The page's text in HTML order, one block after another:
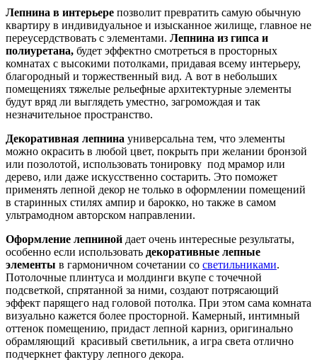
Лепнина в интерьере позволит превратить самую обычную
квартиру в индивидуальное и изысканное жилище, главное не
переусердствовать с элементами. Лепнина из гипса и
полиуретана, будет эффектно смотреться в просторных
комнатах с высокими потолками, придавая всему интерьеру,
благородный и торжественный вид. А вот в небольших
помещениях тяжелые рельефные архитектурные элементы
будут вряд ли выглядеть уместно, загромождая и так
незначительное пространство.
Декоративная лепнина универсальна тем, что элементы
можно окрасить в любой цвет, покрыть при желании бронзой
или позолотой, использовать тонировку под мрамор или
дерево, или даже искусственно состарить. Это поможет
применять лепной декор не только в оформлении помещений
в старинных стилях ампир и барокко, но также в самом
ультрамодном авторском направлении.
Оформление лепниной дает очень интересные результаты,
особенно если использовать декоративные лепные
элементы в гармоничном сочетании со светильниками.
Потолочные плинтуса и молдинги вкупе с точечной
подсветкой, спрятанной за ними, создают потрясающий
эффект парящего над головой потолка. При этом сама комната
визуально кажется более просторной. Камерный, интимный
оттенок помещению, придаст лепной карниз, оригинально
обрамляющий красивый светильник, а игра света отлично
подчеркнет фактуру лепного декора.